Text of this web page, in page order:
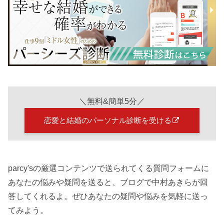
＼無料&簡単5分／
恋愛と結婚のパーソナル診断を受ける
parcy'sの厳選コンテンツで送られてくる質問フォームに
あなたの悩みや疑問を送ると、ブログで中村あきらが回
答してくれるよ。ぜひあなたの疑問や悩みを気軽に送っ
てみよう。